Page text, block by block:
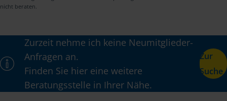
nicht beraten.
Zurzeit nehme ich keine Neumitglieder-
Anfragen an.
Finden Sie hier eine weitere
Beratungsstelle in Ihrer Nähe.
Zur
Suche